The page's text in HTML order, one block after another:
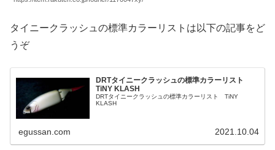
タイニークラッシュの標準カラーリストは以下の記事をど
うぞ
DRTタイニークラッシュの標準カラーリスト
TiNY KLASH
DRTタイニークラッシュの標準カラーリスト TiNY
KLASH
egussan.com 2021.10.04